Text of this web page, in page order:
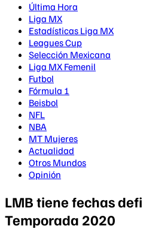
Última Hora
Liga MX
Estadísticas Liga MX
Leagues Cup
Selección Mexicana
Liga MX Femenil
Futbol
Fórmula 1
Beisbol
NFL
NBA
MT Mujeres
Actualidad
Otros Mundos
Opinión
LMB tiene fechas
Temporada 2020